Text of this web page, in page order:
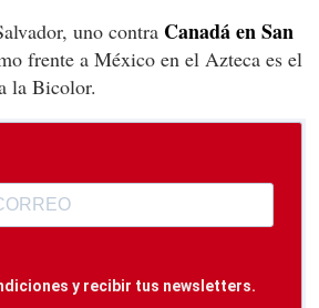
uno contra Canadá en San
frente a México en el Azteca es el
la Bicolor.
y recibir tus newsletters.